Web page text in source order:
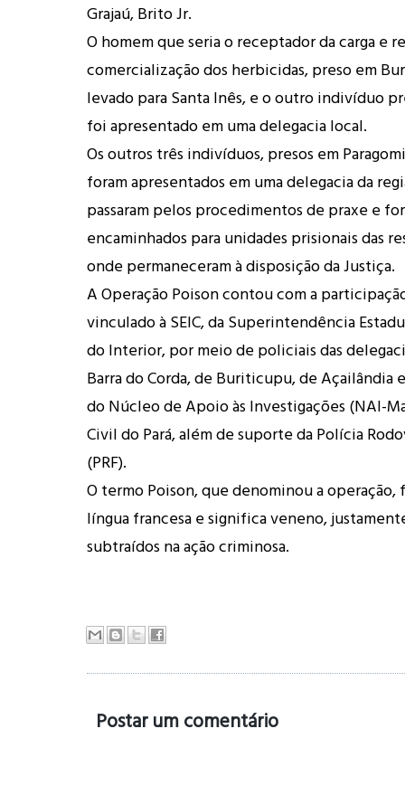
Grajaú, Brito Jr.
O homem que seria o receptador da carga e
comercialização dos herbicidas, preso em
levado para Santa Inês, e o outro indivíduo
foi apresentado em uma delegacia local.
Os outros três indivíduos, presos em
foram apresentados em uma delegacia da
passaram pelos procedimentos de praxe e
encaminhados para unidades prisionais das
onde permaneceram à disposição da Justiça.
A Operação Poison contou com a
vinculado à SEIC, da Superintendência
do Interior, por meio de policiais das
Barra do Corda, de Buriticupu, de Açailândia
do Núcleo de Apoio às Investigações (NAI-
Civil do Pará, além de suporte da Polícia
(PRF).
O termo Poison, que denominou a
língua francesa e significa veneno,
subtraídos na ação criminosa.
Postar um comentário